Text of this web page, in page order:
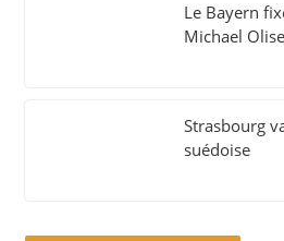
Le Bayern
Michael
Strasbourg
suédoise